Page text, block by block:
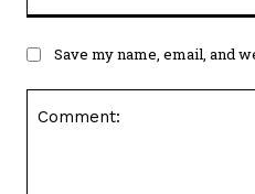
Save my name, email, and